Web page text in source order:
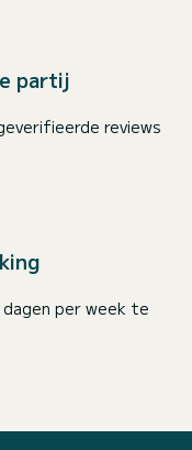
partij
reviews
dagen per week te